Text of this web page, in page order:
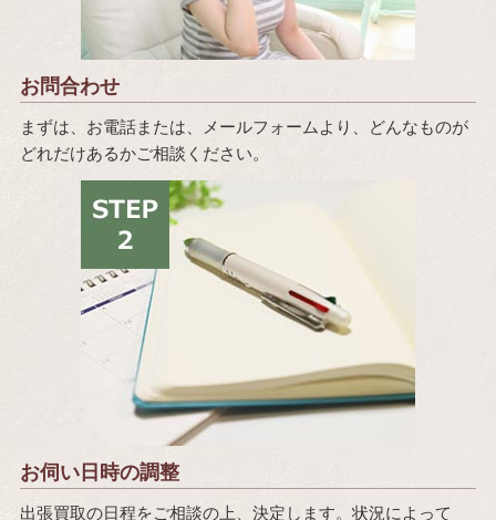
お問合わせ
まずは、お電話または、メールフォームより、どんなものが
どれだけあるかご相談ください。
お伺い日時の調整
出張買取の日程をご相談の上、決定します。状況によって